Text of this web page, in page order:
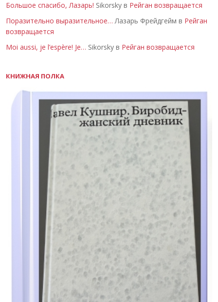
Большое спасибо, Лазарь! Sikorsky в Рейган возвращается
Поразительно выразительное… Лазарь Фрейдгейм в Рейган
возвращается
Moi aussi, je l’espère! Je… Sikorsky в Рейган возвращается
КНИЖНАЯ ПОЛКА